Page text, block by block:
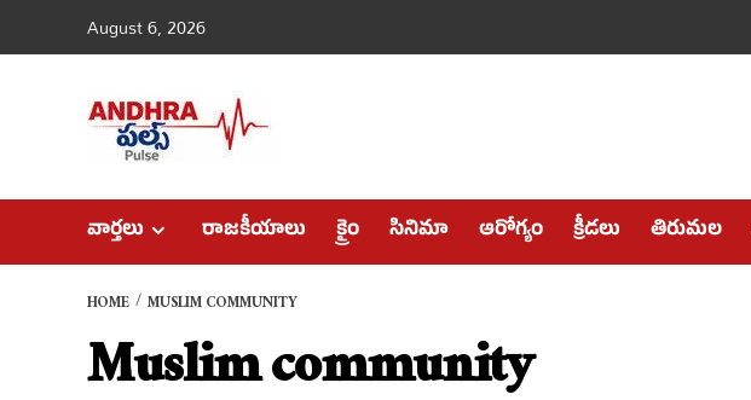
to
August 6, 2026
వార్తలు రాజకీయాలు క్రైం సినిమా ఆరోగ్యం క్రీడలు తిరుమల
HOME MUSLIM COMMUNITY
Muslim community